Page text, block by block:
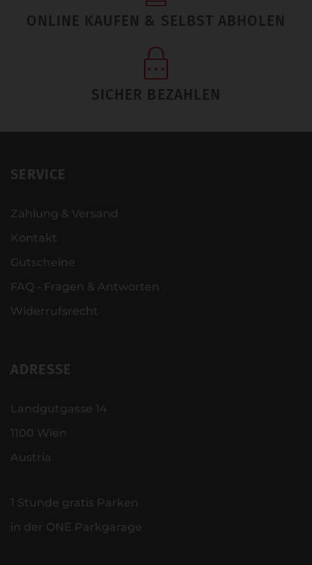
ONLINE KAUFEN & SELBST ABHOLEN
SICHER BEZAHLEN
SERVICE
Zahlung & Versand
Kontakt
Gutscheine
FAQ - Fragen & Antworten
Widerrufsrecht
ADRESSE
Landgutgasse 14
1100 Wien
Austria
1 Stunde gratis Parken
in der ONE Parkgarage